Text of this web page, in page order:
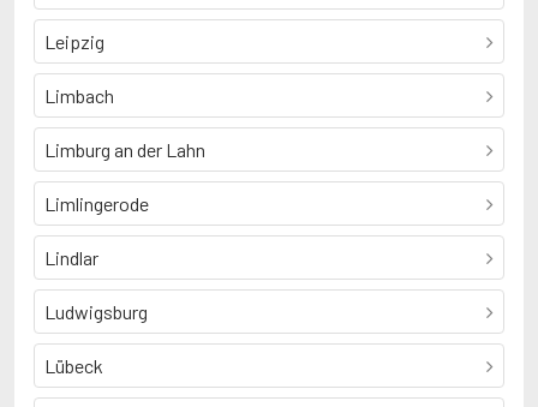
Leipzig
Limbach
Limburg an der Lahn
Limlingerode
Lindlar
Ludwigsburg
Lübeck